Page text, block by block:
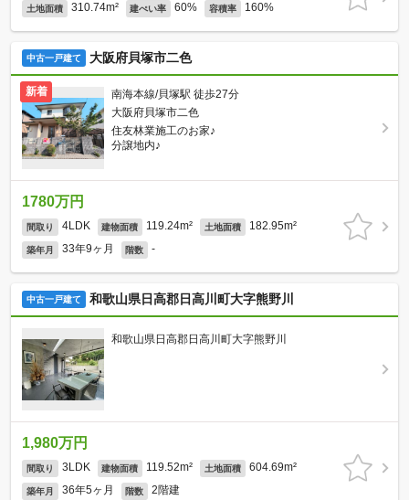
土地面積 310.74m² 建ぺい率 60% 容積率 160%
中古一戸建て 大阪府貝塚市二色
新着
南海本線/貝塚駅 徒歩27分
大阪府貝塚市二色
住友林業施工のお家♪
分譲地内♪
1780万円
間取り 4LDK 建物面積 119.24m² 土地面積 182.95m²
築年月 33年9ヶ月 階数 -
中古一戸建て 和歌山県日高郡日高川町大字熊野川
和歌山県日高郡日高川町大字熊野川
1,980万円
間取り 3LDK 建物面積 119.52m² 土地面積 604.69m²
築年月 36年5ヶ月 階数 2階建